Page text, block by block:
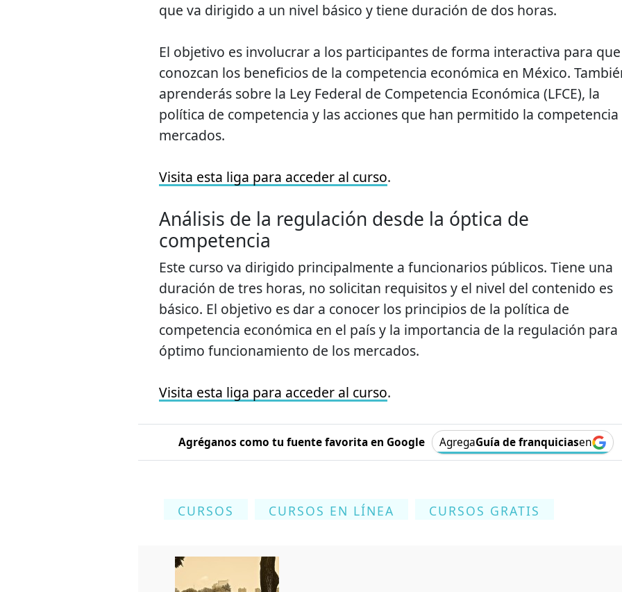
que va dirigido a un nivel básico y tiene duración de dos horas.
El objetivo es involucrar a los participantes de forma interactiva para que
conozcan los beneficios de la competencia económica en México.
aprenderás sobre la Ley Federal de Competencia Económica (LFCE), la
política de competencia y las acciones que han permitido la competencia
mercados.
Visita esta liga para acceder al curso.
Análisis de la regulación desde la óptica de
competencia
Este curso va dirigido principalmente a funcionarios públicos. Tiene una
duración de tres horas, no solicitan requisitos y el nivel del contenido es
básico. El objetivo es dar a conocer los principios de la política de
competencia económica en el país y la importancia de la regulación para
óptimo funcionamiento de los mercados.
Visita esta liga para acceder al curso.
Agréganos como tu fuente favorita en Google AgregaGuía de franquiciasen
CURSOS CURSOS EN LÍNEA CURSOS GRATIS